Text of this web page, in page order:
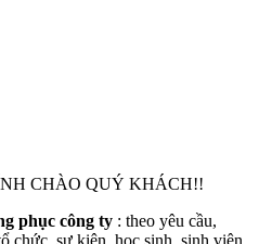
CHÀO QUÝ KHÁCH!!
phục công ty : theo yêu cầu,
chức, sự kiện, học sinh, sinh viên,